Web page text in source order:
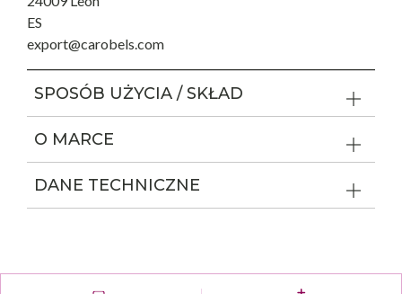
ES
export@carobels.com
SPOSÓB UŻYCIA / SKŁAD
O MARCE
DANE TECHNICZNE